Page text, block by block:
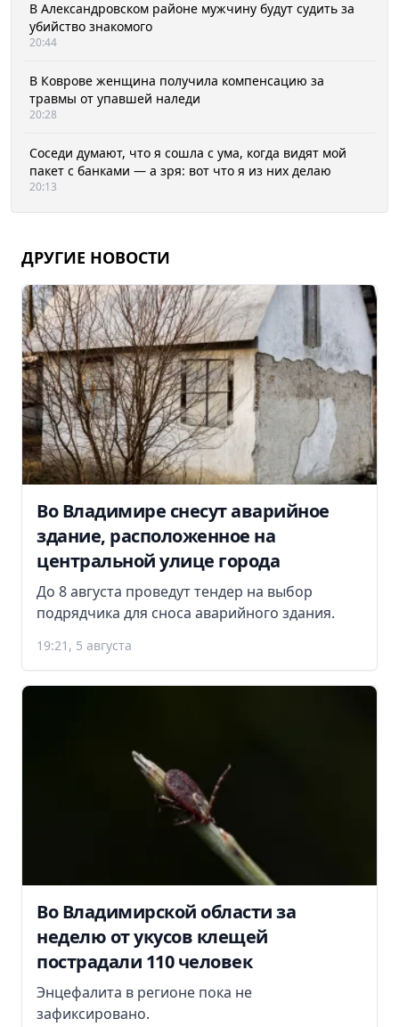
В Александровском районе мужчину будут судить за
убийство знакомого
20:44
В Коврове женщина получила компенсацию за
травмы от упавшей наледи
20:28
Соседи думают, что я сошла с ума, когда видят мой
пакет с банками — а зря: вот что я из них делаю
20:13
ДРУГИЕ НОВОСТИ
Во Владимире снесут аварийное
здание, расположенное на
центральной улице города
До 8 августа проведут тендер на выбор
подрядчика для сноса аварийного здания.
19:21, 5 августа
Во Владимирской области за
неделю от укусов клещей
пострадали 110 человек
Энцефалита в регионе пока не
зафиксировано.